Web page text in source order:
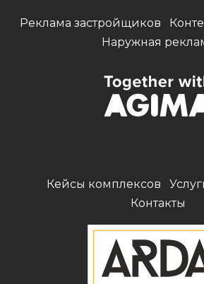
Реклама застройщиков
Наружная
Кейсы комплексов
Контакты